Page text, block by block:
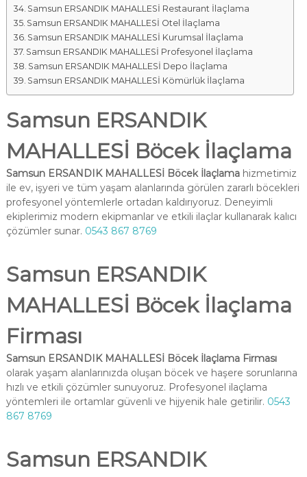
Samsun ERSANDIK MAHALLESİ Restaurant İlaçlama
Samsun ERSANDIK MAHALLESİ Otel İlaçlama
Samsun ERSANDIK MAHALLESİ Kurumsal İlaçlama
Samsun ERSANDIK MAHALLESİ Profesyonel İlaçlama
Samsun ERSANDIK MAHALLESİ Depo İlaçlama
Samsun ERSANDIK MAHALLESİ Kömürlük İlaçlama
Samsun ERSANDIK
MAHALLESİ Böcek İlaçlama
Samsun ERSANDIK MAHALLESİ Böcek İlaçlamahizmetimiz
ile ev, işyeri ve tüm yaşam alanlarında görülen zararlı böcekleri
profesyonel yöntemlerle ortadan kaldırıyoruz. Deneyimli
ekiplerimiz modern ekipmanlar ve etkili ilaçlar kullanarak kalıcı
çözümler sunar. 0543 867 8769
Samsun ERSANDIK
MAHALLESİ Böcek İlaçlama
Firması
Samsun ERSANDIK MAHALLESİ Böcek İlaçlama Firması
olarak yaşam alanlarınızda oluşan böcek ve haşere sorunlarına
hızlı ve etkili çözümler sunuyoruz. Profesyonel ilaçlama
yöntemleri ile ortamlar güvenli ve hijyenik hale getirilir. 0543
867 8769
Samsun ERSANDIK